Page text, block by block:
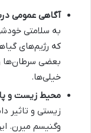
آگاهی عمومی
به سلامتی
که رژیم‌های
بعضی سرطان‌ها
خیلی‌ها.
محیط زیست و
زیستی و تاثیر
وگنیسم میرن.